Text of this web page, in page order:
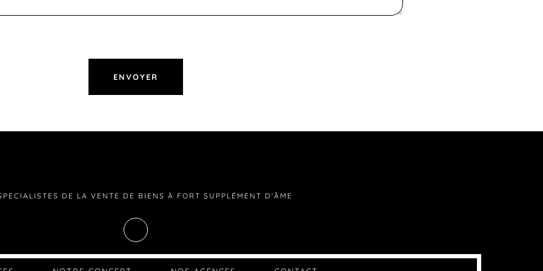
DE LA VENTE DE BIENS À FORT SUPPLÉMENT D'ÂME